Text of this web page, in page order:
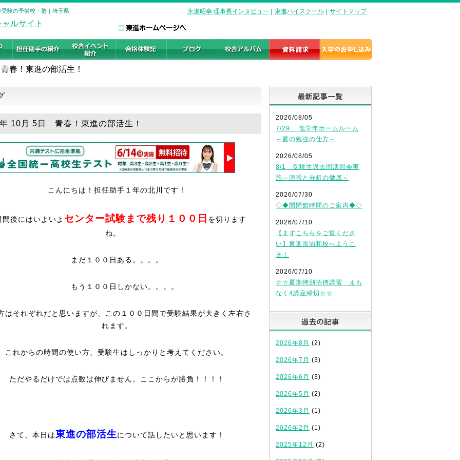
験の予備校・塾｜埼玉県 永瀬昭幸 理事長インタビュー 東進ハイスクール サイトマップ
青春！東進の部活生！
10月 5日 青春！東進の部活生！
こんにちは！担任助手１年の北川です！
間後にはいよいよ センター試験まで残り１００日 を切ります
ね。
まだ１００日ある。。。。
もう１００日しかない。。。。
はそれぞれだと思いますが、この１００日間で受験結果が大きく左右さ
れます。
これからの時間の使い方、受験生はしっかりと考えてください。
ただやるだけでは点数は伸びません。ここからが勝負！！！！
さて、本日は東進の部活生について話したいと思います！
2026/08/05
7/29 低学年ホームルーム
～夏の勉強の仕方～
2026/08/05
8/1 受験生過去問演習会実
施～演習と分析の徹底～
2026/07/30
◇◆開閉館時間のご案内◆◇
2026/07/10
【まずこちらをご覧くださ
い】東進南浦和校へようこ
そ！
2026/07/10
☆☆夏期特別招待講習 まも
なく4講座締切☆☆
2026年8月 (2)
2026年7月 (3)
2026年6月 (3)
2026年5月 (2)
2026年3月 (1)
2026年2月 (1)
2025年12月 (2)